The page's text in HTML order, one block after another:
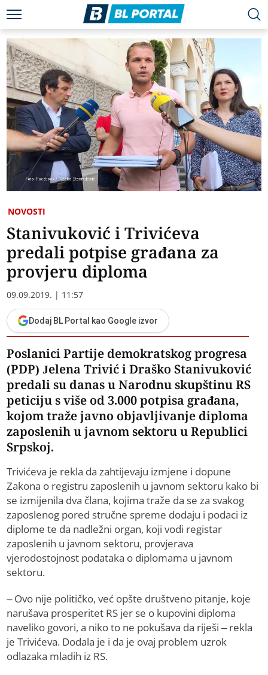
NOVOSTI
Stanivuković i Trivićeva
predali potpise građana za
provjeru diploma
09.09.2019. | 11:57
Dodaj BL Portal kao Google izvor
Poslanici Partije demokratskog progresa
(PDP) Jelena Trivić i Draško Stanivuković
predali su danas u Narodnu skupštinu RS
peticiju s više od 3.000 potpisa građana,
kojom traže javno objavljivanje diploma
zaposlenih u javnom sektoru u Republici
Srpskoj.
Trivićeva je rekla da zahtijevaju izmjene i dopune
Zakona o registru zaposlenih u javnom sektoru kako bi
se izmijenila dva člana, kojima traže da se za svakog
zaposlenog pored stručne spreme dodaju i podaci iz
diplome te da nadležni organ, koji vodi registar
zaposlenih u javnom sektoru, provjerava
vjerodostojnost podataka o diplomama u javnom
sektoru.
– Ovo nije političko, već opšte društveno pitanje, koje
narušava prosperitet RS jer se o kupovini diploma
naveliko govori, a niko to ne pokušava da riješi – rekla
je Trivićeva. Dodala je i da je ovaj problem uzrok
odlazaka mladih iz RS.